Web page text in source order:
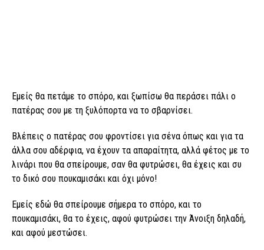
Εμείς θα πετάμε το σπόρο, και ξωπίσω θα περάσει πάλι ο
πατέρας σου με τη ξυλόπορτα να το σβαρνίσει.
Βλέπεις ο πατέρας σου φροντίσει για σένα όπως και για τα
άλλα σου αδέρφια, να έχουν τα απαραίτητα, αλλά φέτος με το
λινάρι που θα σπείρουμε, σαν θα φυτρώσει, θα έχεις και συ
το δικό σου πουκαμισάκι και όχι μόνο!
Εμείς εδώ θα σπείρουμε σήμερα το σπόρο, και το
πουκαμισάκι, θα το έχεις, αφού φυτρώσει την Άνοιξη δηλαδή,
και αφού μεστώσει.